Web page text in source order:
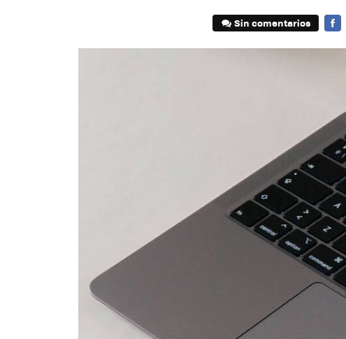
Sin comentarios